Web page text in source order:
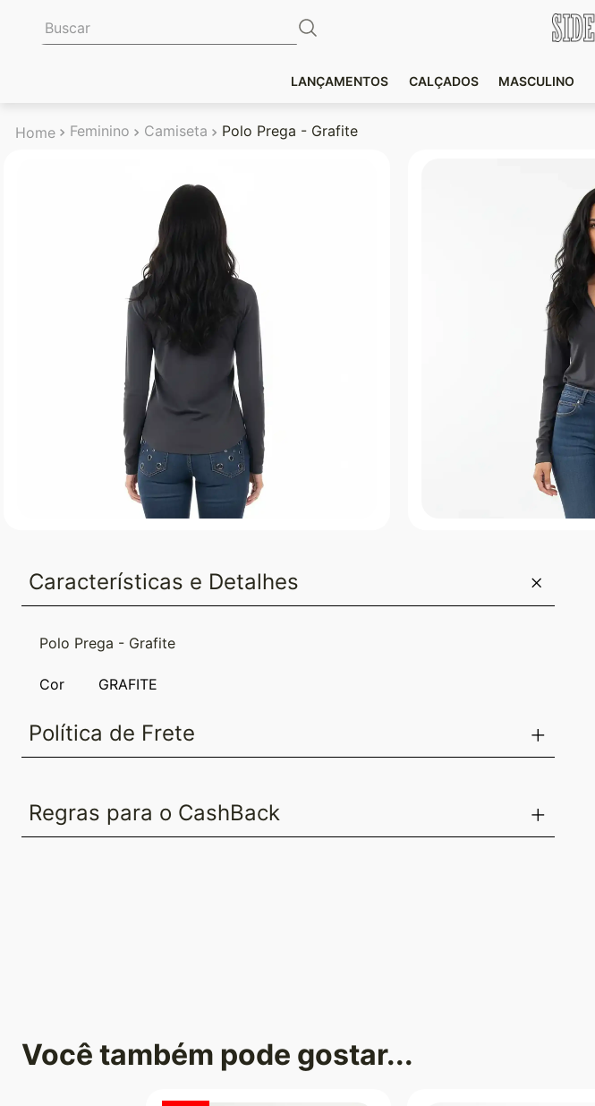
Buscar
LANÇAMENTOS CALÇADOS MASCULINO
Feminino Camiseta Polo Prega - Grafite
Características e Detalhes
Polo Prega - Grafite
Cor GRAFITE
Política de Frete
Regras para o CashBack
Você também pode gostar...